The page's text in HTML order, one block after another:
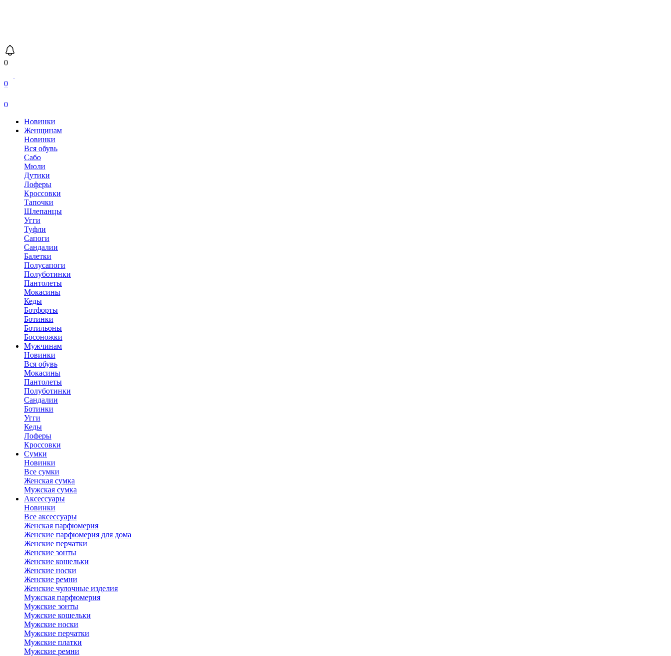
0
0
0
Новинки
Женщинам
Новинки
Вся обувь
Сабо
Мюли
Дутики
Лоферы
Кроссовки
Тапочки
Шлепанцы
Угги
Туфли
Сапоги
Сандалии
Балетки
Полусапоги
Полуботинки
Пантолеты
Мокасины
Кеды
Ботфорты
Ботинки
Ботильоны
Босоножки
Мужчинам
Новинки
Вся обувь
Мокасины
Пантолеты
Полуботинки
Сандалии
Ботинки
Угги
Кеды
Лоферы
Кроссовки
Сумки
Новинки
Все сумки
Женская сумка
Мужская сумка
Аксессуары
Новинки
Все аксессуары
Женская парфюмерия
Женские парфюмерия для дома
Женские перчатки
Женские зонты
Женские кошельки
Женские носки
Женские ремни
Женские чулочные изделия
Мужская парфюмерия
Мужские зонты
Мужские кошельки
Мужские носки
Мужские перчатки
Мужские платки
Мужские ремни